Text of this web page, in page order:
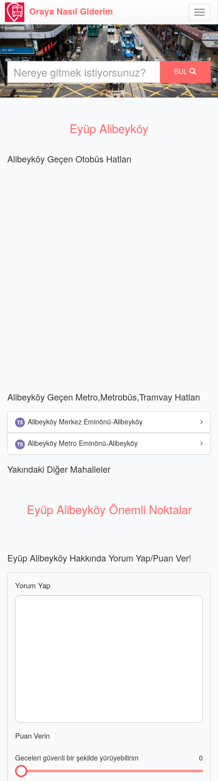
Aç
Oraya Nasıl Giderim
BUL
Eyüp Alibeyköy
Alibeyköy Geçen Otobüs Hatları
Alibeyköy Geçen Metro,Metrobüs,Tramvay Hatları
Alibeyköy Merkez Eminönü-Alibeyköy
Alibeyköy Metro Eminönü-Alibeyköy
Yakındaki Diğer Mahalleler
Eyüp Alibeyköy Önemli Noktalar
Eyüp Alibeyköy Hakkında Yorum Yap/Puan Ver!
Yorum Yap
Puan Verin
Geceleri güvenli bir şekilde yürüyebilirim 0